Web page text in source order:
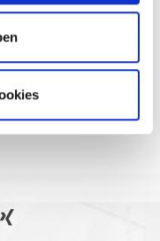
einzigartigen
und werden in der
wie im